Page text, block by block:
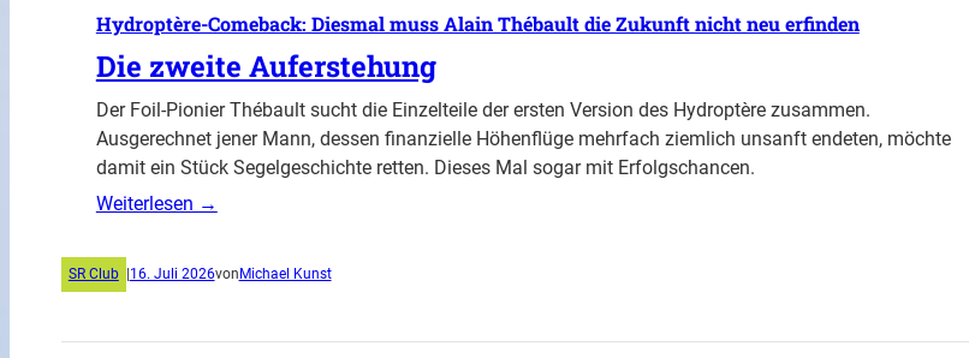
Hydroptère-Comeback: Diesmal muss Alain Thébault die Zukunft nicht neu erfinden
Die zweite Auferstehung
Der Foil-Pionier Thébault sucht die Einzelteile der ersten Version des Hydroptère zusammen.
Ausgerechnet jener Mann, dessen finanzielle Höhenflüge mehrfach ziemlich unsanft endeten, möchte
damit ein Stück Segelgeschichte retten. Dieses Mal sogar mit Erfolgschancen.
Weiterlesen →
SR Club 16. Juli 2026von Michael Kunst